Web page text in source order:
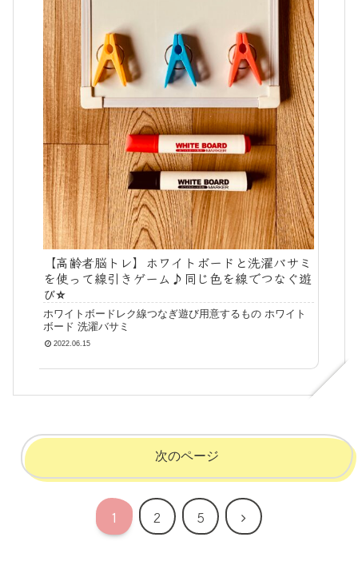
【高齢者脳トレ】ホワイトボードと洗濯バサミ
を使って線引きゲーム♪同じ色を線でつなぐ遊
び⭐️
ホワイトボードレク線つなぎ遊び用意するもの ホワイト
ボード 洗濯バサミ
2022.06.15
次のページ
1 2 5
次